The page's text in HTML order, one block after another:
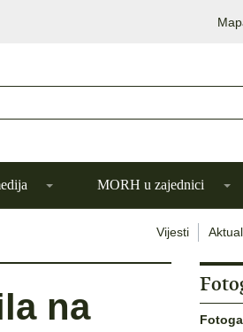
MORH u zajednici
Vijesti
na